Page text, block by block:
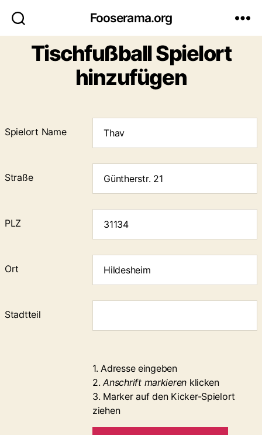
Fooserama.org
Tischfußball Spielort
hinzufügen
Spielort Name
Straße
PLZ
Ort
Stadtteil
1. Adresse eingeben
2.Anschrift markieren klicken
3. Marker auf den Kicker-Spielort
ziehen